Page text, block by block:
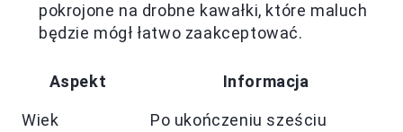
pokrojone na drobne kawałki, które maluch
będzie mógł łatwo zaakceptować.
Aspekt Informacja
Wiek
Po ukończeniu sześciu